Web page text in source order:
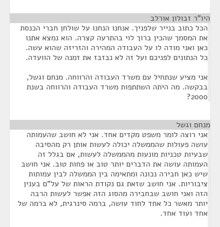
היו"ר זבולון אורלב
הכל כתוב בנייר שלפניך. אנחנו הנחנו על שולחן חברי הכנסת
את המסמך שהכין ברוך לוי בהתרעה קצרה. הוא נמצא אתנו
כאן ואני מודה לו על העבודה המהירה והזריזה שהוא עשה.
כל הנתונים לפניכם ועל זה לא נבזבז את זמנה של הוועדה.
אני מציע שנתחיל עם משרד העבודה והרווחה. מנחם וגשל,
בבקשה. מה היתה השתתפות משרד העבודה והרווחה בשנת
2000?
מנחם וגשל
אני רוצה לומר משפט מקדים אחד. אני לא חושב שהעמותה
עושה פעולות שהממשלה יכולה לעשות אותן רק מהסיבה
שבעיות טכניות מונעות מהממשלה לעשות, אם בגלל זה
העמותה עושה את הדברים יותר טוב או פחות טוב. אני חושב
שיש כאן חבירה נכונה ומתאימה בין הממשלה לבין עמותות
ציבוריות. אני חושב שזאת גם נקודת הראות של על"ם בענין
הזה ואני חושב שבחבירה מהסוג הזה אפשר לעשות הרבה
יותר מאשר כל אחד לחוד עושה, ברמה סינרגית, לא ברמה של
אחד ועוד אחד.